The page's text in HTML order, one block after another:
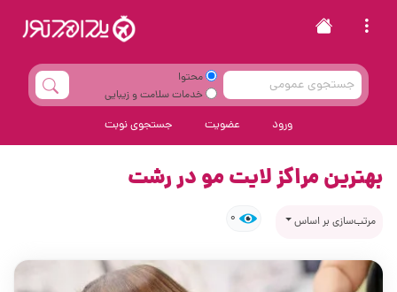
محتوا
خدمات سلامت و زیبایی
ورود عضویت جستجوی نوبت
بهترین مراکز لایت مو در رشت
مرتب‌سازی بر اساس 0